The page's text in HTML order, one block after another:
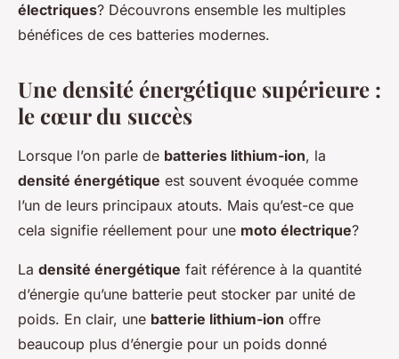
électriques? Découvrons ensemble les multiples
bénéfices de ces batteries modernes.
Une densité énergétique supérieure :
le cœur du succès
Lorsque l’on parle de batteries lithium-ion, la
densité énergétique est souvent évoquée comme
l’un de leurs principaux atouts. Mais qu’est-ce que
cela signifie réellement pour une moto électrique?
La densité énergétique fait référence à la quantité
d’énergie qu’une batterie peut stocker par unité de
poids. En clair, une batterie lithium-ion offre
beaucoup plus d’énergie pour un poids donné